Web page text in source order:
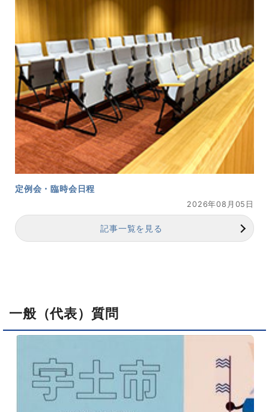
定例会・臨時会日程
2026年08月05日
記事一覧を見る
一般（代表）質問